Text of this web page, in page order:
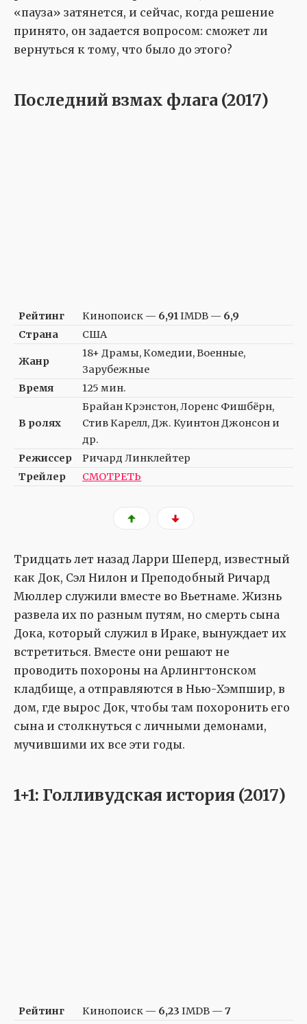
«пауза» затянется, и сейчас, когда решение
принято, он задается вопросом: сможет ли
вернуться к тому, что было до этого?
Последний взмах флага (2017)
Рейтинг Кинопоиск — 6,91IMDB — 6,9
Страна
США
Жанр
18+ Драмы, Комедии, Военные,
Зарубежные
Время
125 мин.
В ролях
Брайан Крэнстон, Лоренс Фишбёрн,
Стив Карелл, Дж. Куинтон Джонсон и
др.
Режиссер
Ричард Линклейтер
Трейлер
СМОТРЕТЬ
Тридцать лет назад Ларри Шеперд, известный
как Док, Сэл Нилон и Преподобный Ричард
Мюллер служили вместе во Вьетнаме. Жизнь
развела их по разным путям, но смерть сына
Дока, который служил в Ираке, вынуждает их
встретиться. Вместе они решают не
проводить похороны на Арлингтонском
кладбище, а отправляются в Нью-Хэмпшир, в
дом, где вырос Док, чтобы там похоронить его
сына и столкнуться с личными демонами,
мучившими их все эти годы.
1+1: Голливудская история (2017)
Рейтинг Кинопоиск — 6,23 IMDB —7